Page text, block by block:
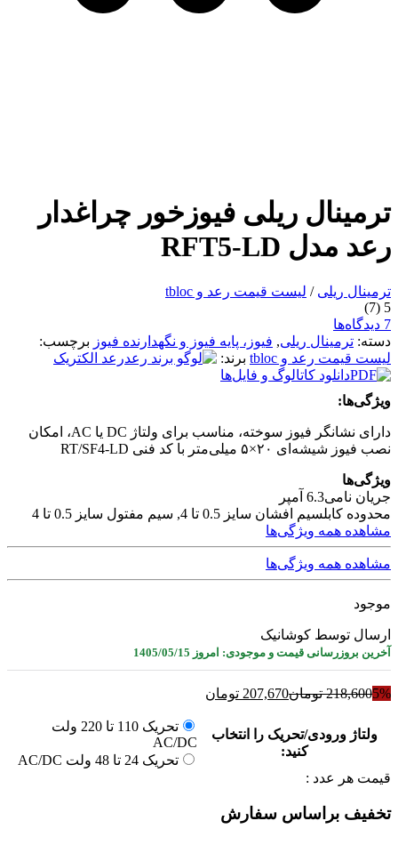
ترمینال ریلی فیوزخور چراغدار
رعد مدل RFT5-LD
ترمینال ریلی / لیست قیمت رعد و tbloc
5
(7)
7 دیدگاه‌ها
دسته: ترمینال ریلی, فیوز، پایه فیوز و نگهدارنده فیوز برچسب:
لیست قیمت رعد و tbloc
برند:
رعد الکتریک
دانلود کاتالوگ و فایل‌ها
ویژگی‌ها:
دارای نشانگر فیوز سوخته، مناسب برای ولتاژ DC یا AC، امکان
نصب فیوز شیشه‌ای ۲۰×۵ میلی‌متر با کد فنی RT/SF4-LD
ویژگی‌ها
جریان نامی6.3 آمپر
محدوده کابلسیم افشان سایز 0.5 تا 4, سیم مفتول سایز 0.5 تا 4
مشاهده همه ویژگی‌ها
مشاهده همه ویژگی‌ها
موجود
ارسال توسط کوشانیک
آخرین بروزرسانی قیمت و موجودی: امروز 1405/05/15
5%
218,600 تومان207,670 تومان
ولتاژ ورودی/تحریک را انتخاب
کنید:
تحریک 110 تا 220 ولت
AC/DC
تحریک 24 تا 48 ولت AC/DC
قیمت هر عدد :
تخفیف براساس سفارش